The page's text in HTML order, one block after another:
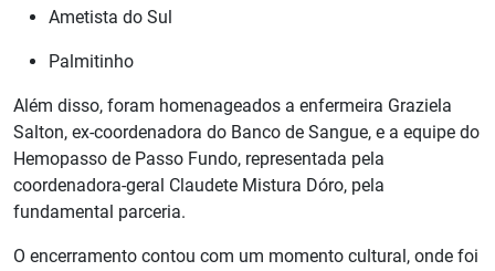
Ametista do Sul
Palmitinho
Além disso, foram homenageados a enfermeira Graziela
Salton, ex-coordenadora do Banco de Sangue, e a equipe do
Hemopasso de Passo Fundo, representada pela
coordenadora-geral Claudete Mistura Dóro, pela
fundamental parceria.
O encerramento contou com um momento cultural, onde foi